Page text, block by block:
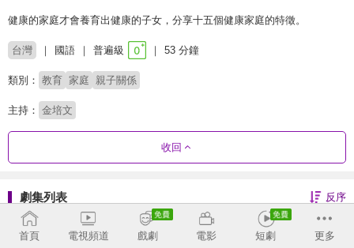
健康的家庭才會養育出健康的子女，分享十五個健康家庭的特徵。
台灣 國語 普遍級 53 分鐘
類別： 教育 家庭 親子關係
主持： 金培文
收回
劇集列表 反序
2020
首頁 電視頻道 戲劇 電影 短劇 更多